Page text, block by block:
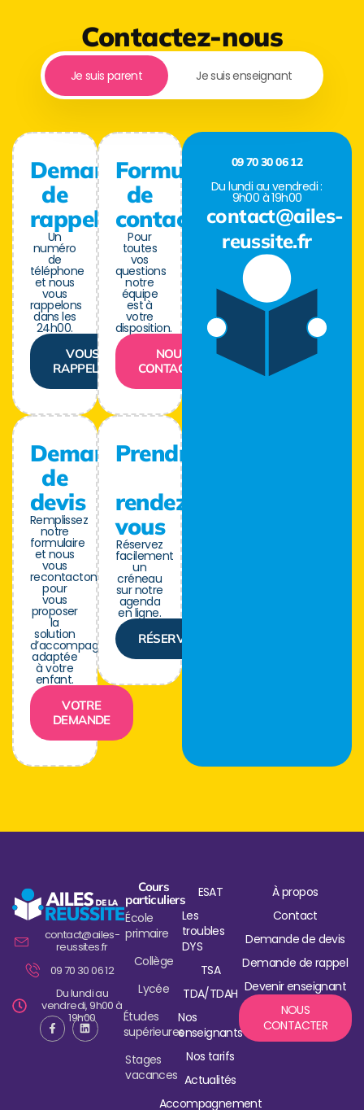
Contactez-nous
Je suis parent Je suis enseignant
Demande
de
rappel
Un
numéro
de
téléphone
et nous
vous
rappelons
dans les
24h00.
VOUS
RAPPELER
Demande
de
devis
Remplissez
notre
formulaire
et nous
vous
recontactons
pour
vous
proposer
la
solution
d’accompagnement
adaptée
à votre
enfant.
VOTRE
DEMANDE
Formulaire
de
contact
Pour
toutes
vos
questions
notre
équipe
est à
votre
disposition.
NOUS
CONTACTER
Prendre
rendez-
vous
Réservez
facilement
un
créneau
sur notre
agenda
en ligne.
RÉSERVER
09 70 30 06 12
Du lundi au vendredi :
9h00 à 19h00
contact@ailes-
reussite.fr
contact@ailes-
reussites.fr
09 70 30 06 12
Du lundi au
vendredi, 9h00 à
19h00
Cours
particuliers
École
primaire
Collège
Lycée
Études
supérieures
Stages
vacances
ESAT
Les
troubles
DYS
TSA
TDA/TDAH
Nos
enseignants
Nos tarifs
Actualités
Accompagnement
À propos
Contact
Demande de devis
Demande de rappel
Devenir enseignant
NOUS
CONTACTER